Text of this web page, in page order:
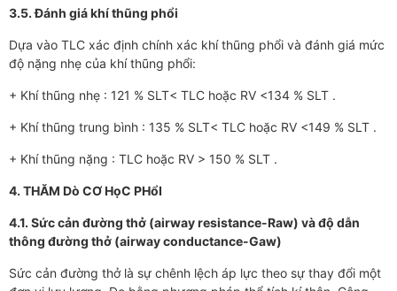
3.5. Đánh giá khí thũng phổi
Dựa vào TLC xác định chính xác khí thũng phổi và đánh giá mức
độ nặng nhẹ của khí thũng phổi:
+ Khí thũng nhẹ : 121 % SLT< TLC hoặc RV <134 % SLT .
+ Khí thũng trung bình : 135 % SLT< TLC hoặc RV <149 % SLT .
+ Khí thũng nặng : TLC hoặc RV > 150 % SLT .
4. THĂM Dò CƠ HọC PHổI
4.1. Sức cản đường thở (airway resistance-Raw) và độ dẫn
thông đường thở (airway conductance-Gaw)
Sức cản đường thở là sự chênh lệch áp lực theo sự thay đổi một